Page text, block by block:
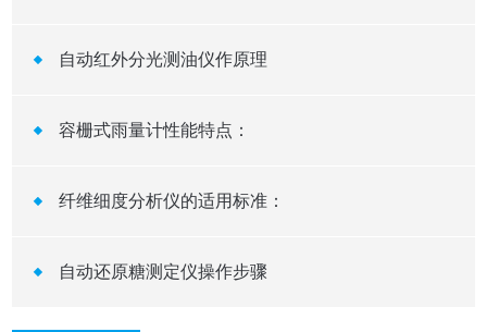
自动红外分光测油仪作原理
容栅式雨量计性能特点：
纤维细度分析仪的适用标准：
自动还原糖测定仪操作步骤